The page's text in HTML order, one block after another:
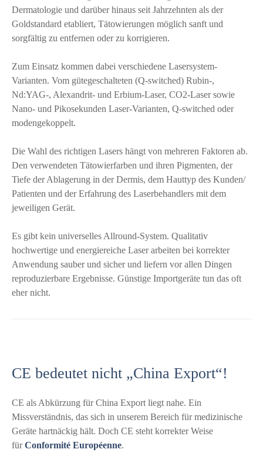
Dermatologie und darüber hinaus seit Jahrzehnten als der
Goldstandard etabliert, Tätowierungen möglich sanft und
sorgfältig zu entfernen oder zu korrigieren.
Zum Einsatz kommen dabei verschiedene Lasersystem-
Varianten. Vom gütegeschalteten (Q-switched) Rubin-,
Nd:YAG-, Alexandrit- und Erbium-Laser, CO2-Laser sowie
Nano- und Pikosekunden Laser-Varianten, Q-switched oder
modengekoppelt.
Die Wahl des richtigen Lasers hängt von mehreren Faktoren ab.
Den verwendeten Tätowierfarben und ihren Pigmenten, der
Tiefe der Ablagerung in der Dermis, dem Hauttyp des Kunden/
Patienten und der Erfahrung des Laserbehandlers mit dem
jeweiligen Gerät.
Es gibt kein universelles Allround-System. Qualitativ
hochwertige und energiereiche Laser arbeiten bei korrekter
Anwendung sauber und sicher und liefern vor allen Dingen
reproduzierbare Ergebnisse. Günstige Importgeräte tun das oft
eher nicht.
CE bedeutet nicht „China Export“!
CE als Abkürzung für China Export liegt nahe. Ein
Missverständnis, das sich in unserem Bereich für medizinische
Geräte hartnäckig hält. Doch CE steht korrekter Weise
fürConformité Européenne.